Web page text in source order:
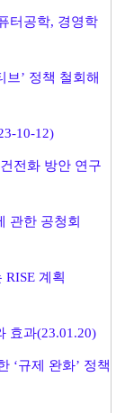
터공학, 경영학
’ 정책 철회해
10-12)
전화 방안 연구
관한 공청회
계획
효과(23.01.20)
‘규제 완화’ 정책